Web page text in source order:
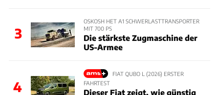
3
OSKOSH HET A1 SCHWERLASTTRANSPORTER
MIT 700 PS
Die stärkste Zugmaschine der
US-Armee
4
FIAT QUBO L (2026) ERSTER
FAHRTEST
Dieser Fiat zeigt, wie günstig